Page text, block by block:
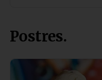
Postres.